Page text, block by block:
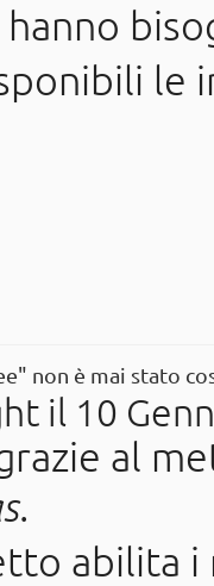
le
non è mai stato
il 10
al
.
abilita